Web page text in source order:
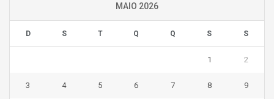
MAIO 2026
D S T Q Q S S
1 2
3 4 5 6 7 8 9